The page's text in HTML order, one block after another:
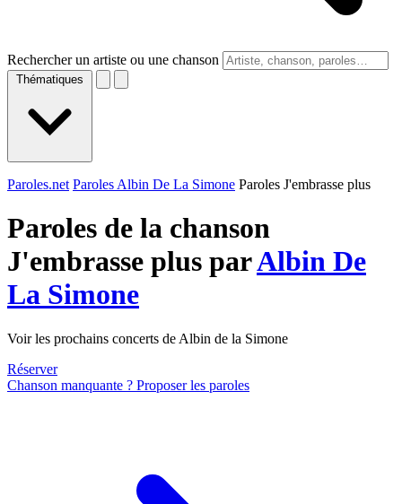
Rechercher un artiste ou une chanson
Thématiques
Paroles.net Paroles Albin De La Simone Paroles J'embrasse plus
Paroles de la chanson
J'embrasse plus parAlbin De
La Simone
Voir les prochains concerts de Albin de la Simone
Réserver
Chanson manquante ? Proposer les paroles